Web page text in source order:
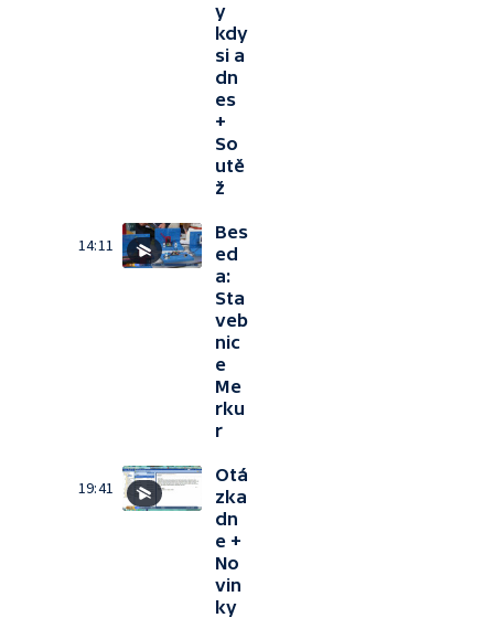
y
kdy
si a
dn
es
+
So
utě
ž
14:11
Bes
ed
a:
Sta
veb
nic
e
Me
rku
r
19:41
Otá
zka
dn
e +
No
vin
ky